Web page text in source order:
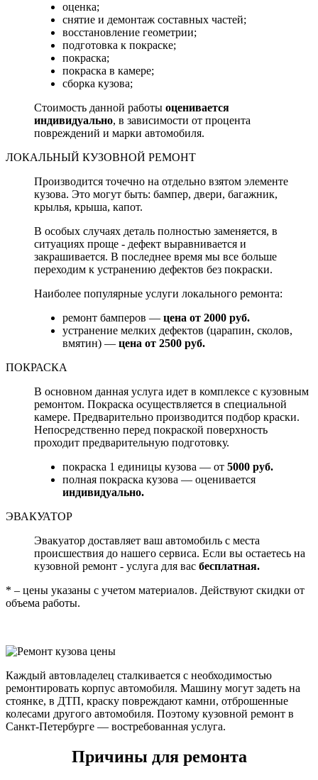
оценка;
снятие и демонтаж составных частей;
восстановление геометрии;
подготовка к покраске;
покраска;
покраска в камере;
сборка кузова;
Стоимость данной работы оценивается
индивидуально, в зависимости от процента
повреждений и марки автомобиля.
ЛОКАЛЬНЫЙ КУЗОВНОЙ РЕМОНТ
Производится точечно на отдельно взятом элементе
кузова. Это могут быть: бампер, двери, багажник,
крылья, крыша, капот.
В особых случаях деталь полностью заменяется, в
ситуациях проще - дефект выравнивается и
закрашивается. В последнее время мы все больше
переходим к устранению дефектов без покраски.
Наиболее популярные услуги локального ремонта:
ремонт бамперов — цена от 2000 руб.
устранение мелких дефектов (царапин, сколов,
вмятин) — цена от 2500 руб.
ПОКРАСКА
В основном данная услуга идет в комплексе с кузовным
ремонтом. Покраска осуществляется в специальной
камере. Предварительно производится подбор краски.
Непосредственно перед покраской поверхность
проходит предварительную подготовку.
покраска 1 единицы кузова — от 5000 руб.
полная покраска кузова — оценивается
индивидуально.
ЭВАКУАТОР
Эвакуатор доставляет ваш автомобиль с места
происшествия до нашего сервиса. Если вы остаетесь на
кузовной ремонт - услуга для вас бесплатная.
* – цены указаны с учетом материалов. Действуют скидки от
объема работы.
Каждый автовладелец сталкивается с необходимостью
ремонтировать корпус автомобиля. Машину могут задеть на
стоянке, в ДТП, краску повреждают камни, отброшенные
колесами другого автомобиля. Поэтому кузовной ремонт в
Санкт-Петербурге — востребованная услуга.
Причины для ремонта